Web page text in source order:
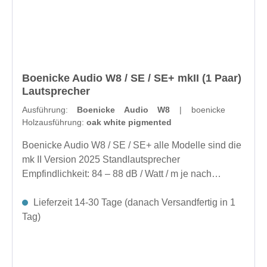
Eichensorten, Esche, Kernesche und Kirsche
Boenicke Audio W8 / SE / SE+ mkII (1 Paar)
Lautsprecher
Ausführung: Boenicke Audio W8 | boenicke
Holzausführung: oak white pigmented
Boenicke Audio W8 / SE / SE+ alle Modelle sind die
mk II Version 2025 Standlautsprecher
Empfindlichkeit: 84 – 88 dB / Watt / m je nach
Version6,5″ Langhub-Tieftöner, abgestimmt auf 28
Hz, läuft ohne Frequenzweiche4″ maßgefertigter
Lieferzeit 14-30 Tage (danach Versandfertig in 1
Tag)